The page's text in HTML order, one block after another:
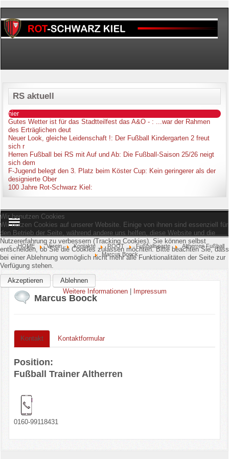
RS aktuell
hier
Gutes Wetter ist für das Stadtteilfest das A&O - : ...war der Rahmen
des Erträglichen deut
Neuer Look, gleiche Leidenschaft !: Der Fußball Kindergarten 2 freut
sich r
Herren Fußball bei RS mit Auf und Ab: Die Fußball-Saison 25/26 neigt
sich dem
F-Jugend belegt den 3. Platz beim Köster Cup: Kein geringerer als der
designierte Ober
100 Jahre Rot-Schwarz Kiel :
Home
Verein
Kinderschutz
Events
Gastronomie
HOME Verein Kontakte ROOT Fußballsparte
Altherren Fußball
Marcus Boock
Marcus Boock
Kontakt Kontaktformular
Position:
Fußball Trainer Altherren
0160-99118431
Wir benutzen Cookies
Wir nutzen Cookies auf unserer Website. Einige von ihnen sind essenziell für
den Betrieb der Seite, während andere uns helfen, diese Website und die
Nutzererfahrung zu verbessern (Tracking Cookies). Sie können selbst
entscheiden, ob Sie die Cookies zulassen möchten. Bitte beachten Sie, dass
bei einer Ablehnung womöglich nicht mehr alle Funktionalitäten der Seite zur
Verfügung stehen.
Akzeptieren
Ablehnen
Weitere Informationen| Impressum